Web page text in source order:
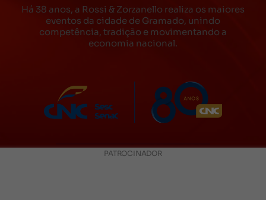
Há 38 anos, a Rossi & Zorzanello realiza os maiores
eventos da cidade de Gramado, unindo
competência, tradição e movimentando a
economia nacional.
PATROCINADOR